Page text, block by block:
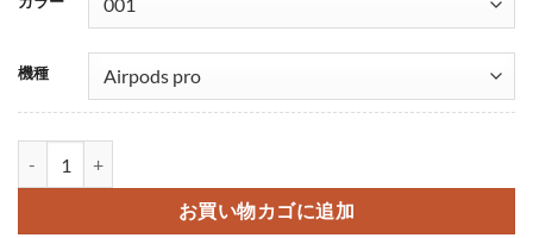
機種
お買い物カゴに追加